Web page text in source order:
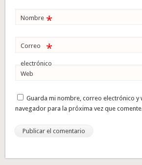
Nombre *
Correo
electrónico
*
Web
Guarda mi nombre, correo electrónico y
navegador para la próxima vez que